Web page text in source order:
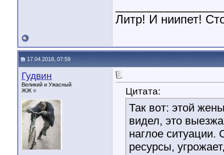
Литр! И ниипет!
17.04.2018, 07:59
Гудвин
Великий и Ужасный
ЖЖ ○
Цитата:
Так вот: этой
видел, это
наглое ситуации.
ресурсы,